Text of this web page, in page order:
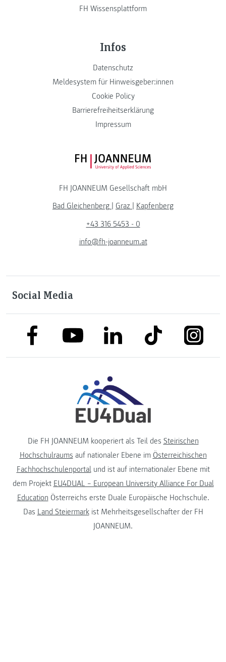
FH Wissensplattform
Infos
Datenschutz
Meldesystem für Hinweisgeber:innen
Cookie Policy
Barrierefreiheitserklärung
Impressum
FH JOANNEUM Logo
FH JOANNEUM Gesellschaft mbH
Bad Gleichenberg
Graz
Kapfenberg
+43 316 5453 - 0
info@fh-joanneum.at
Social Media
link to facebooklink to youtubelink to linkedinlink to tiktok
Die FH JOANNEUM kooperiert als Teil des Steirischen
Hochschulraums auf nationaler Ebene im Österreichischen
Fachhochschulenportalund ist auf internationaler Ebene mit
dem Projekt EU4DUAL – European University Alliance For Dual
Education Österreichs erste Duale Europäische Hochschule.
Das Land Steiermarkist Mehrheitsgesellschafter der FH
JOANNEUM.